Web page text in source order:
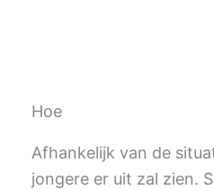
Hoe
Afhankelijk van de
jongere er uit zal zien.